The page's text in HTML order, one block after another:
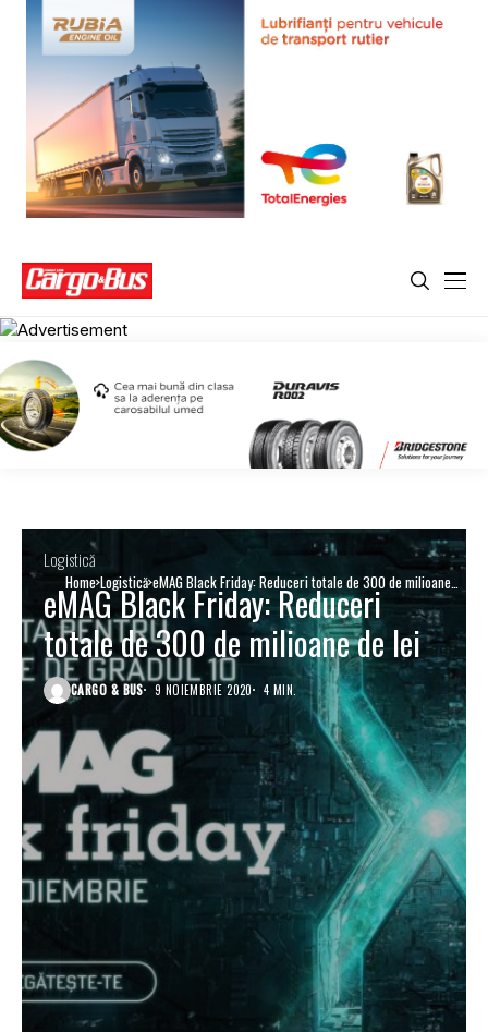
Home Logistică eMAG Black Friday: Reduceri totale de 300 de milioane
de lei
Logistică
eMAG Black Friday: Reduceri
totale de 300 de milioane de lei
CARGO & BUS 9 NOIEMBRIE 2020 4 MIN.